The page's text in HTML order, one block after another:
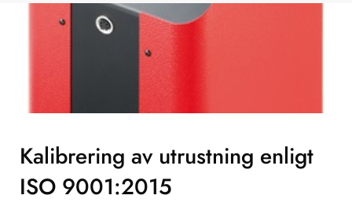
Kalibrering av utrustning enligt
ISO 9001:2015